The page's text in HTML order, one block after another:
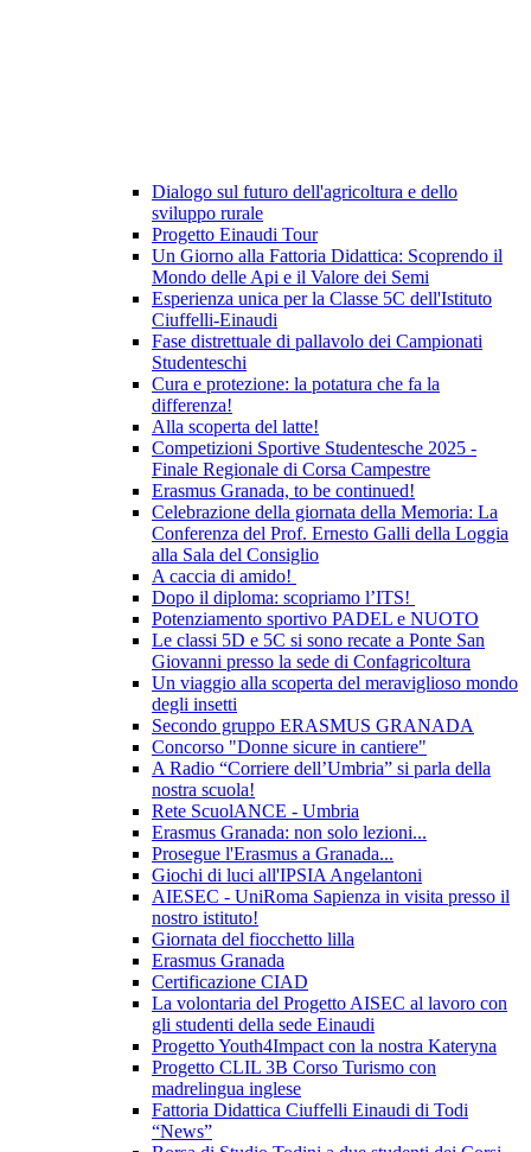
Dialogo sul futuro dell'agricoltura e dello
sviluppo rurale
Progetto Einaudi Tour
Un Giorno alla Fattoria Didattica: Scoprendo il
Mondo delle Api e il Valore dei Semi
Esperienza unica per la Classe 5C dell'Istituto
Ciuffelli-Einaudi
Fase distrettuale di pallavolo dei Campionati
Studenteschi
Cura e protezione: la potatura che fa la
differenza!
Alla scoperta del latte!
Competizioni Sportive Studentesche 2025 -
Finale Regionale di Corsa Campestre
Erasmus Granada, to be continued!
Celebrazione della giornata della Memoria: La
Conferenza del Prof. Ernesto Galli della Loggia
alla Sala del Consiglio
A caccia di amido!
Dopo il diploma: scopriamo l’ITS!
Potenziamento sportivo PADEL e NUOTO
Le classi 5D e 5C si sono recate a Ponte San
Giovanni presso la sede di Confagricoltura
Un viaggio alla scoperta del meraviglioso mondo
degli insetti
Secondo gruppo ERASMUS GRANADA
Concorso "Donne sicure in cantiere"
A Radio “Corriere dell’Umbria” si parla della
nostra scuola!
Rete ScuolANCE - Umbria
Erasmus Granada: non solo lezioni...
Prosegue l'Erasmus a Granada...
Giochi di luci all'IPSIA Angelantoni
AIESEC - UniRoma Sapienza in visita presso il
nostro istituto!
Giornata del fiocchetto lilla
Erasmus Granada
Certificazione CIAD
La volontaria del Progetto AISEC al lavoro con
gli studenti della sede Einaudi
Progetto Youth4Impact con la nostra Kateryna
Progetto CLIL 3B Corso Turismo con
madrelingua inglese
Fattoria Didattica Ciuffelli Einaudi di Todi
“News”